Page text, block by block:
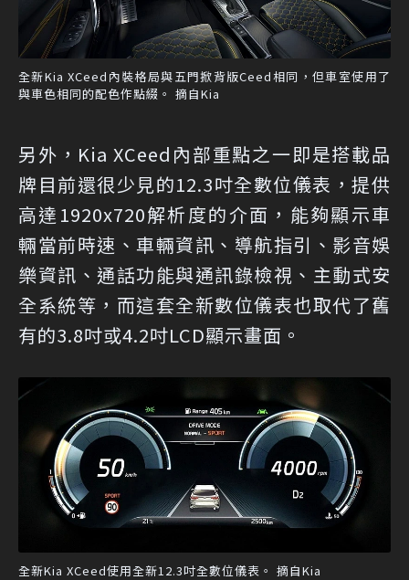
全新Kia XCeed內裝格局與五門掀背版Ceed相同，但車室使用了
與車色相同的配色作點綴。 摘自Kia
另外，Kia XCeed內部重點之一即是搭載品
牌目前還很少見的12.3吋全數位儀表，提供
高達1920x720解析度的介面，能夠顯示車
輛當前時速、車輛資訊、導航指引、影音娛
樂資訊、通話功能與通訊錄檢視、主動式安
全系統等，而這套全新數位儀表也取代了舊
有的3.8吋或4.2吋LCD顯示畫面。
全新Kia XCeed使用全新12.3吋全數位儀表。 摘自Kia